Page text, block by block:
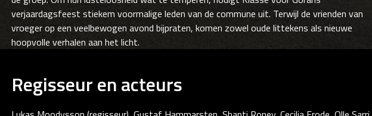
verjaardagsfeest stiekem voormalige leden van de commune uit. Terwijl de vrienden van
vroeger op een veelbewogen avond bijpraten, komen zowel oude littekens als nieuwe
hoopvolle verhalen aan het licht.
Regisseur en acteurs